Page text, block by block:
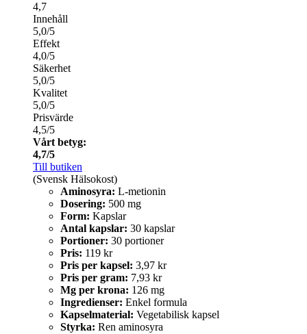
4,7
Innehåll
5,0/5
Effekt
4,0/5
Säkerhet
5,0/5
Kvalitet
5,0/5
Prisvärde
4,5/5
Vårt betyg:
4,7/5
Till butiken
(Svensk Hälsokost)
Aminosyra: L-metionin
Dosering: 500 mg
Form: Kapslar
Antal kapslar: 30 kapslar
Portioner: 30 portioner
Pris: 119 kr
Pris per kapsel: 3,97 kr
Pris per gram: 7,93 kr
Mg per krona: 126 mg
Ingredienser: Enkel formula
Kapselmaterial: Vegetabilisk kapsel
Styrka: Ren aminosyra